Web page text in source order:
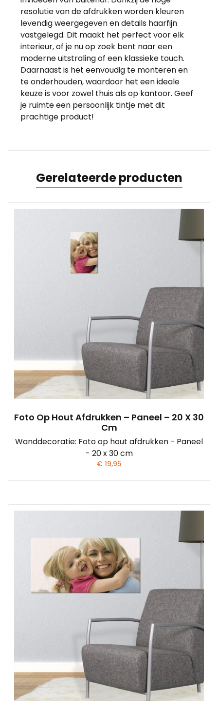
resolutie van de afdrukken worden kleuren
levendig weergegeven en details haarfijn
vastgelegd. Dit maakt het perfect voor elk
interieur, of je nu op zoek bent naar een
moderne uitstraling of een klassieke touch.
Daarnaast is het eenvoudig te monteren en
te onderhouden, waardoor het een ideale
keuze is voor zowel thuis als op kantoor. Geef
je ruimte een persoonlijk tintje met dit
prachtige product!
Gerelateerde producten
Foto Op Hout Afdrukken – Paneel – 20 X 30
Cm
Wanddecoratie: Foto op hout afdrukken - Paneel
- 20 x 30 cm
€ 19,95